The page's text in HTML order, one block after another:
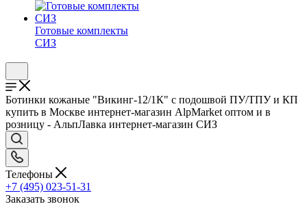
Готовые комплекты
СИЗ
Ботинки кожаные "Викинг-12/1К" с подошвой ПУ/ТПУ и КП
купить в Москве интернет-магазин AlpMarket оптом и в
розницу - АльпЛавка интернет-магазин СИЗ
Телефоны
+7 (495) 023-51-31
Заказать звонок